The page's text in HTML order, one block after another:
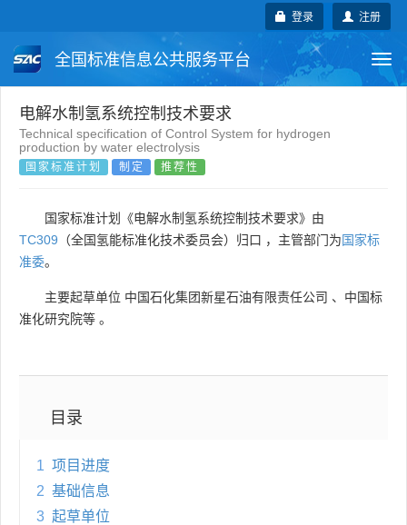
注册
登录
全国标准信息公共服务平台
国家标准 行业标准
团体标准 企业标准
电解水制氢系统控制技术要求
Technical specification of Control System for hydrogen
production by water electrolysis
国家标准计划 制定 推荐性
国家标准计划《电解水制氢系统控制技术要求》由
TC309 （全国氢能标准化技术委员会）归口 ，主管部门为国家标
准委。
主要起草单位 中国石化集团新星石油有限责任公司 、 中国标
准化研究院等 。
目录
1 项目进度
2 基础信息
3 起草单位